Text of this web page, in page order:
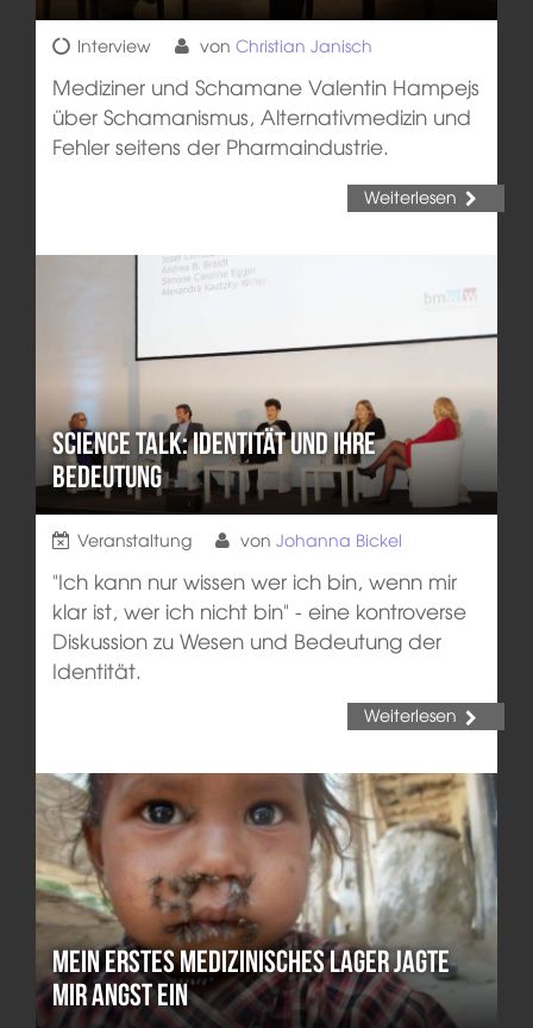
Interview von Christian Janisch
Mediziner und Schamane Valentin Hampejs
über Schamanismus, Alternativmedizin und
Fehler seitens der Pharmaindustrie.
Weiterlesen
Science Talk: Identität und ihre
Bedeutung
Veranstaltung von Johanna Bickel
"Ich kann nur wissen wer ich bin, wenn mir
klar ist, wer ich nicht bin" - eine kontroverse
Diskussion zu Wesen und Bedeutung der
Identität.
Weiterlesen
Mein Erstes Medizinisches Lager Jagte
Mir Angst Ein